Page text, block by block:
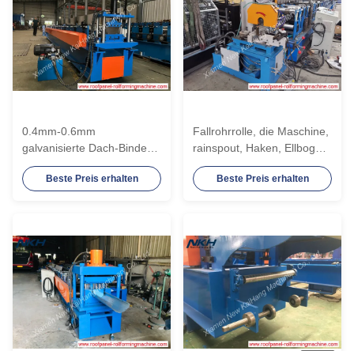
0.4mm-0.6mm
galvanisierte Dach-Binden-
Rolle, die Maschine PLC-
Kontrollsystem, volle
Beste Preis erhalten
Fallrohrrolle, die Maschine,
rainspout, Haken, Ellbogen,
Endstöpsel, 3mm Stärke,
GI-Material, Säulenstand
Beste Preis erhalten